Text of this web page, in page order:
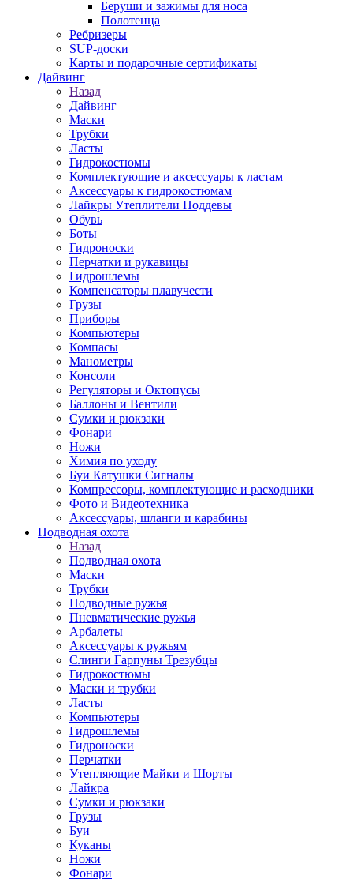
Беруши и зажимы для носа
Полотенца
Ребризеры
SUP-доски
Карты и подарочные сертификаты
Дайвинг
Назад
Дайвинг
Маски
Трубки
Ласты
Гидрокостюмы
Комплектующие и аксессуары к ластам
Аксессуары к гидрокостюмам
Лайкры Утеплители Поддевы
Обувь
Боты
Гидроноски
Перчатки и рукавицы
Гидрошлемы
Компенсаторы плавучести
Грузы
Приборы
Компьютеры
Компасы
Манометры
Консоли
Регуляторы и Октопусы
Баллоны и Вентили
Сумки и рюкзаки
Фонари
Ножи
Химия по уходу
Буи Катушки Сигналы
Компрессоры, комплектующие и расходники
Фото и Видеотехника
Аксессуары, шланги и карабины
Подводная охота
Назад
Подводная охота
Маски
Трубки
Подводные ружья
Пневматические ружья
Арбалеты
Аксессуары к ружьям
Слинги Гарпуны Трезубцы
Гидрокостюмы
Маски и трубки
Ласты
Компьютеры
Гидрошлемы
Гидроноски
Перчатки
Утепляющие Майки и Шорты
Лайкра
Сумки и рюкзаки
Грузы
Буи
Куканы
Ножи
Фонари